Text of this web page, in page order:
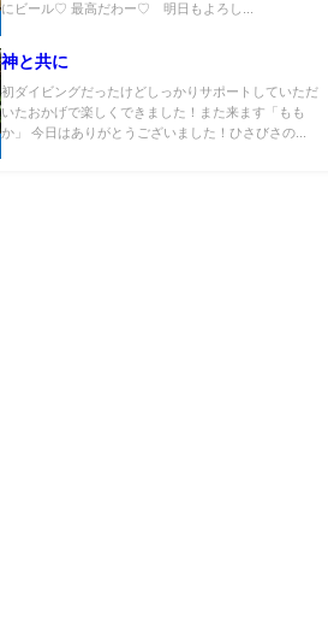
にビール♡ 最高だわー♡ 明日もよろし...
神と共に
初ダイビングだったけどしっかりサポートしていただ
いたおかげで楽しくできました！また来ます「もも
か」 今日はありがとうございました！ひさびさの...